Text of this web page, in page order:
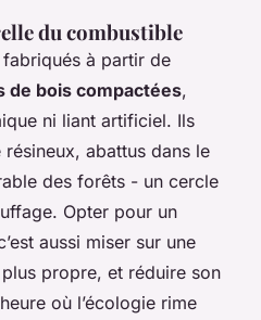
du combustible
à partir de
de bois compactées,
ni liant artificiel. Ils
abattus dans le
des forêts - un cercle
Opter pour un
aussi miser sur une
propre, et réduire son
où l’écologie rime